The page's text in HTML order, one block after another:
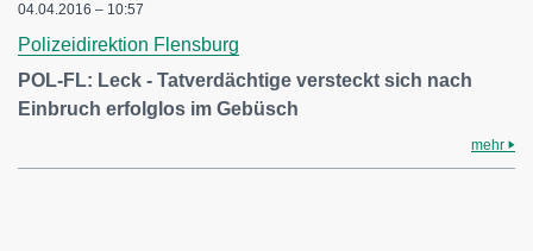
04.04.2016 – 10:57
Polizeidirektion Flensburg
POL-FL: Leck - Tatverdächtige versteckt sich nach
Einbruch erfolglos im Gebüsch
mehr